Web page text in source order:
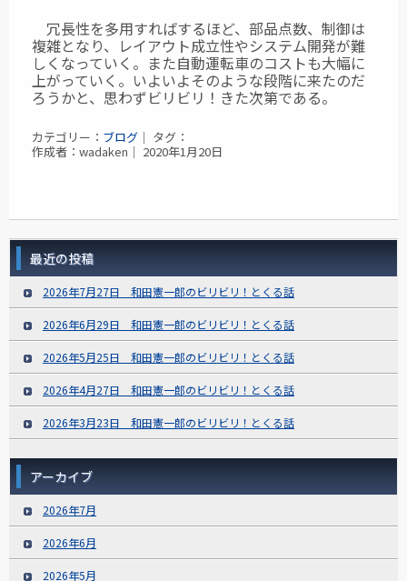
冗長性を多用すればするほど、部品点数、制御は
複雑となり、レイアウト成立性やシステム開発が難
しくなっていく。また自動運転車のコストも大幅に
上がっていく。いよいよそのような段階に来たのだ
ろうかと、思わずビリビリ！きた次第である。
カテゴリー： ブログ ｜ タグ：
作成者：wadaken｜ 2020年1月20日
最近の投稿
2026年7月27日 和田憲一郎のビリビリ！とくる話
2026年6月29日 和田憲一郎のビリビリ！とくる話
2026年5月25日 和田憲一郎のビリビリ！とくる話
2026年4月27日 和田憲一郎のビリビリ！とくる話
2026年3月23日 和田憲一郎のビリビリ！とくる話
アーカイブ
2026年7月
2026年6月
2026年5月